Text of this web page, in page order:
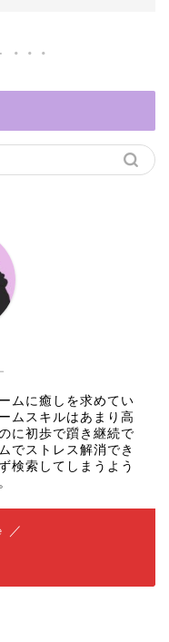
ムに癒しを求めてい
ムスキルはあまり高
に初歩で躓き継続で
でストレス解消でき
検索してしまうよう
／